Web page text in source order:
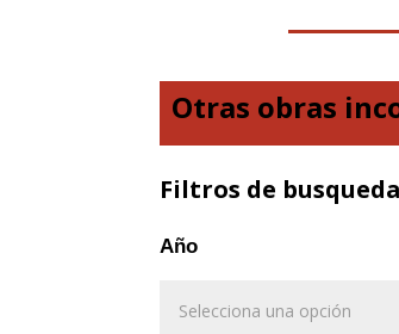
Otras obras
Filtros de busqueda
Año